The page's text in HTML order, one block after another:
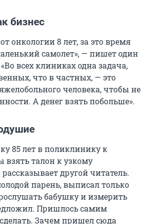
бизнес
онкологии 8 лет, за это время
самолет», — пишет один
всех клиниках одна задача,
что в частных, — это
человека, чтобы не
А денег взять побольше».
85 лет в поликлинику к
взять талон к узкому
другой читатель.
парень, выписал только
бабушку и измерить
Пришлось самим
сделать. Зачем пришел сюда